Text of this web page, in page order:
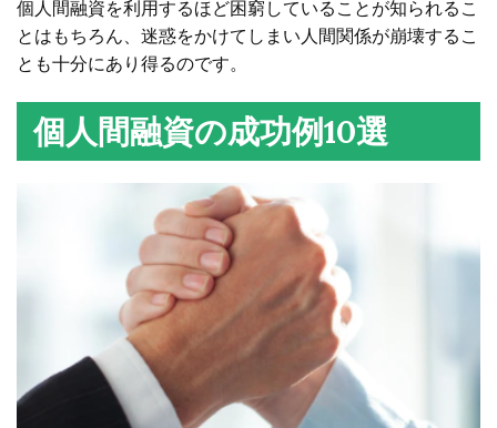
個人間融資を利用するほど困窮していることが知られるこ
とはもちろん、迷惑をかけてしまい人間関係が崩壊するこ
とも十分にあり得るのです。
個人間融資の成功例10選